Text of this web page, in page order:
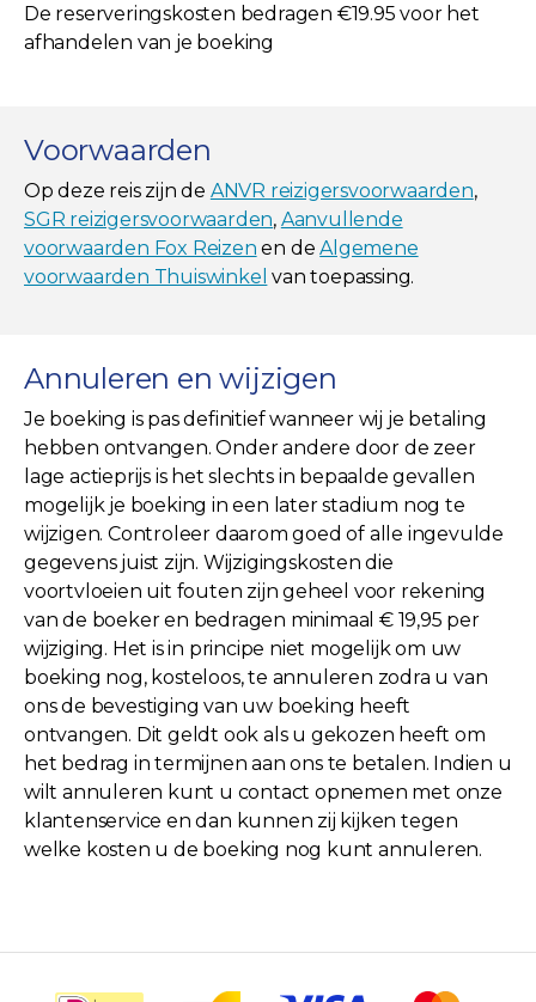
De reserveringskosten bedragen €19.95 voor het
afhandelen van je boeking
Voorwaarden
Op deze reis zijn de ANVR reizigersvoorwaarden,
SGR reizigersvoorwaarden, Aanvullende
voorwaarden Fox Reizen en deAlgemene
voorwaarden Thuiswinkel van toepassing.
Annuleren en wijzigen
Je boeking is pas definitief wanneer wij je betaling
hebben ontvangen. Onder andere door de zeer
lage actieprijs is het slechts in bepaalde gevallen
mogelijk je boeking in een later stadium nog te
wijzigen. Controleer daarom goed of alle ingevulde
gegevens juist zijn. Wijzigingskosten die
voortvloeien uit fouten zijn geheel voor rekening
van de boeker en bedragen minimaal € 19,95 per
wijziging. Het is in principe niet mogelijk om uw
boeking nog, kosteloos, te annuleren zodra u van
ons de bevestiging van uw boeking heeft
ontvangen. Dit geldt ook als u gekozen heeft om
het bedrag in termijnen aan ons te betalen. Indien u
wilt annuleren kunt u contact opnemen met onze
klantenservice en dan kunnen zij kijken tegen
welke kosten u de boeking nog kunt annuleren.